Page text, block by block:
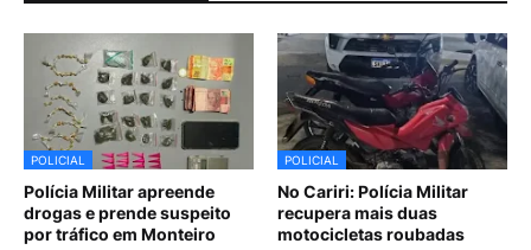
POLICIAL
Polícia Militar apreende
drogas e prende suspeito
por tráfico em Monteiro
POLICIAL
No Cariri: Polícia Militar
recupera mais duas
motocicletas roubadas